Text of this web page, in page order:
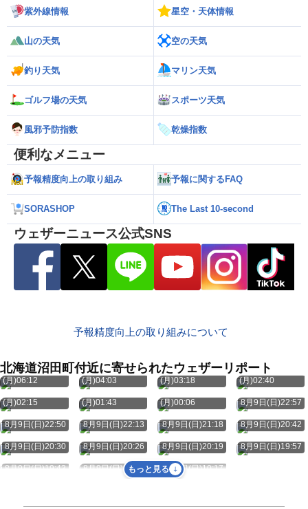
紫外線情報 星空・天体情報
山の天気 空の天気
釣り天気 マリン天気
ゴルフ場の天気 スポーツ天気
風邪予防指数 乾燥指数
便利なメニュー
予報精度向上の取り組み 予報に関するFAQ
SORASHOP The Last 10-second
ウェザーニュース公式SNS
予報精度向上の取り組みについて
北海道沼田町付近に寄せられたウェザーリポート
8月10日
(月)06:12
8月10日
(月)04:03
8月10日
(月)03:18
8月10日
(月)02:40
8月10日
(月)02:15
8月10日
(月)01:43
8月10日
(月)00:06
8月9日(日)22:57
8月9日(日)22:50 8月9日(日)22:13 8月9日(日)21:18 8月9日(日)20:42
8月9日(日)20:30 8月9日(日)20:26 8月9日(日)20:19 8月9日(日)19:57
8月9日(日)19:43 8月9日(日)19:27 8月9日(日)10:17
もっと見る